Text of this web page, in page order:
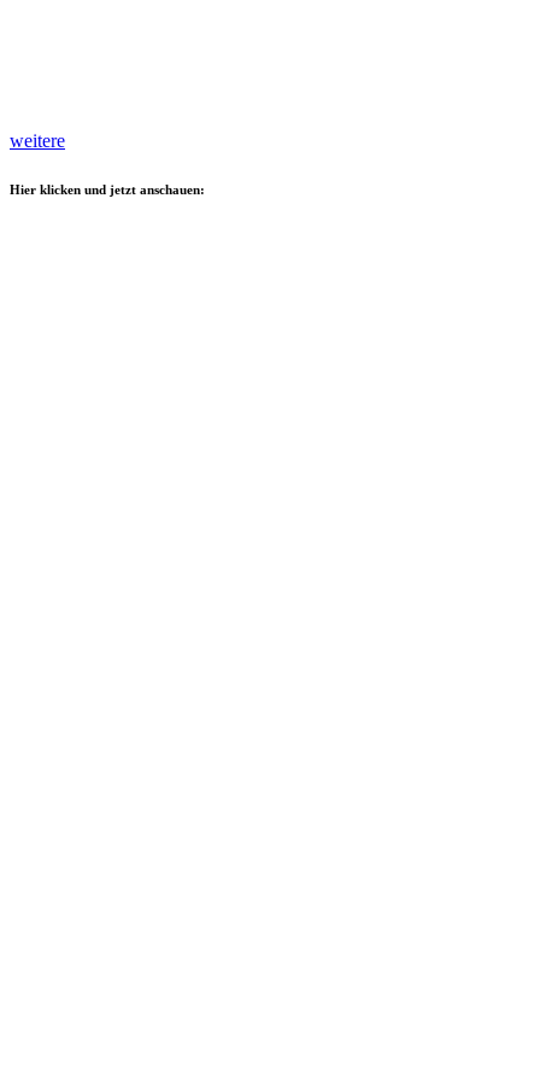
weitere
Hier klicken und jetzt anschauen: